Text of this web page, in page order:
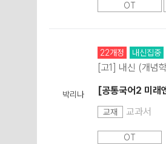
OT
박리나
22개정 내신집중
[고1] 내신 (개념
[공통국어2 미래
교재 교과서
OT